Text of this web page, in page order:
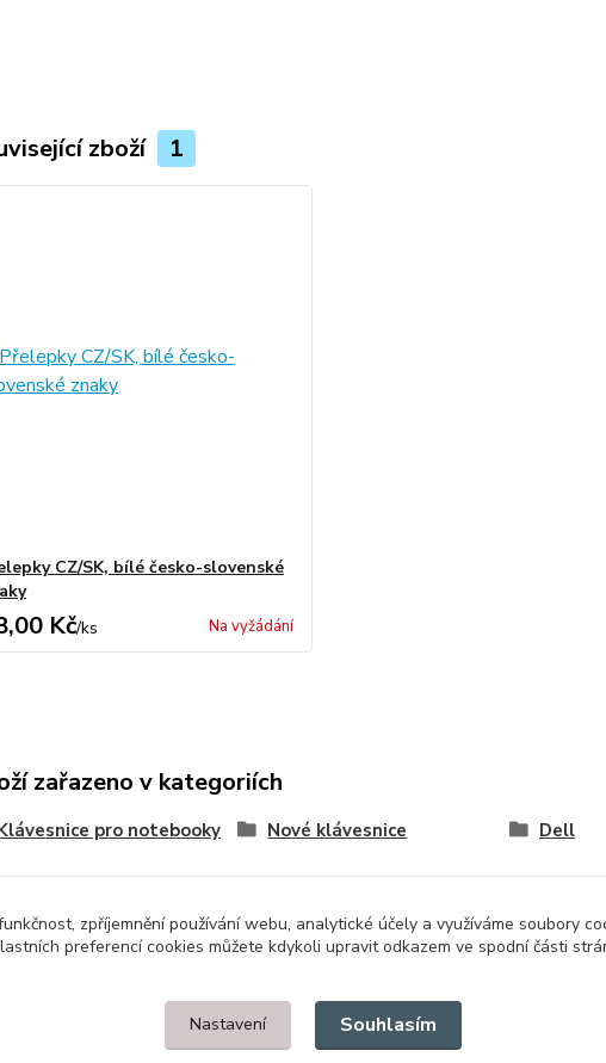
zboží 1
CZ/SK, bílé česko-slovenské
Kč/ks Na vyžádání
zařazeno v kategoriích
pro notebooky Nové klávesnice Dell
Upravit sběr cookies.
zpříjemnění používání webu, analytické účely a využíváme soubory
preferencí cookies můžete kdykoli upravit odkazem ve spodní části
Nastavení Souhlasím